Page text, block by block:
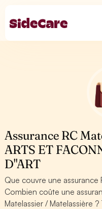
Assurance RC
ARTS ET
D''ART
Que couvre une assurance
Combien coûte une
Matelassier / Matelassière